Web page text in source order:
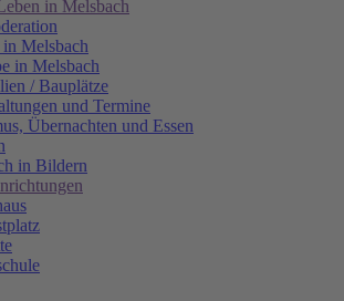
in Melsbach
Melsbach
in Melsbach
/ Bauplätze
und Termine
Übernachten und Essen
in Bildern